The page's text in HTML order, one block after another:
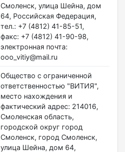
Смоленск, улица Шейна, дом
64, Российская Федерация,
тел.: +7 (4812) 41-85-51,
факс: +7 (4812) 41-90-98,
электронная почта:
ooo_vitiy@mail.ru
Общество с ограниченной
ответственностью "ВИТИЯ",
место нахождения и
фактический адрес: 214016,
Смоленская область,
городской округ город
Смоленск, город Смоленск,
улица Шейна, дом 64,